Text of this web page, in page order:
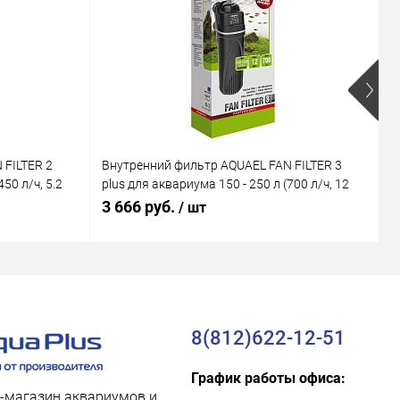
2
л/ч, 5.2
Внутренний фильтр AQUAEL FAN FILTER 3
plus для аквариума 150 - 250 л (700 л/ч, 12
Вт)
3 666 руб. / шт
8(812)622-12-51
График работы офиса: